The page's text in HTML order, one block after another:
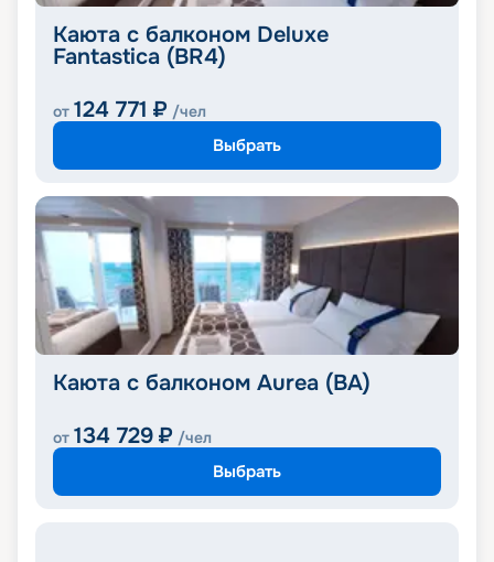
Каюта с балконом Deluxe
Fantastica (BR4)
от 124 771 ₽ /чел
Выбрать
Каюта с балконом Aurea (BA)
от 134 729 ₽ /чел
Выбрать